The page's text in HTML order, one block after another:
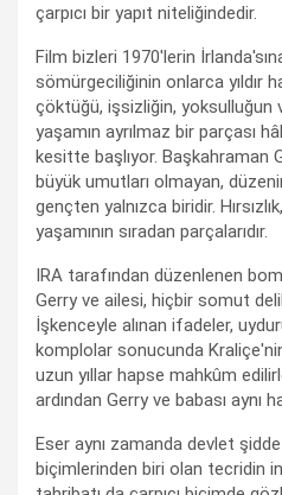
çarpıcı bir yapıt niteliğindedir.
Film bizleri 1970'lerin
sömürgeciliğinin onlarca yıldır
çöktüğü, işsizliğin, yoksulluğun
yaşamın ayrılmaz bir parçası
kesitte başlıyor. Başkahraman
büyük umutları olmayan,
gençten yalnızca biridir.
yaşamının sıradan parçalarıdır.
IRA tarafından düzenlenen
Gerry ve ailesi, hiçbir somut delil
İşkenceyle alınan ifadeler,
komplolar sonucunda
uzun yıllar hapse mahkûm
ardından Gerry ve babası aynı
Eser aynı zamanda devlet
biçimlerinden biri olan tecridin